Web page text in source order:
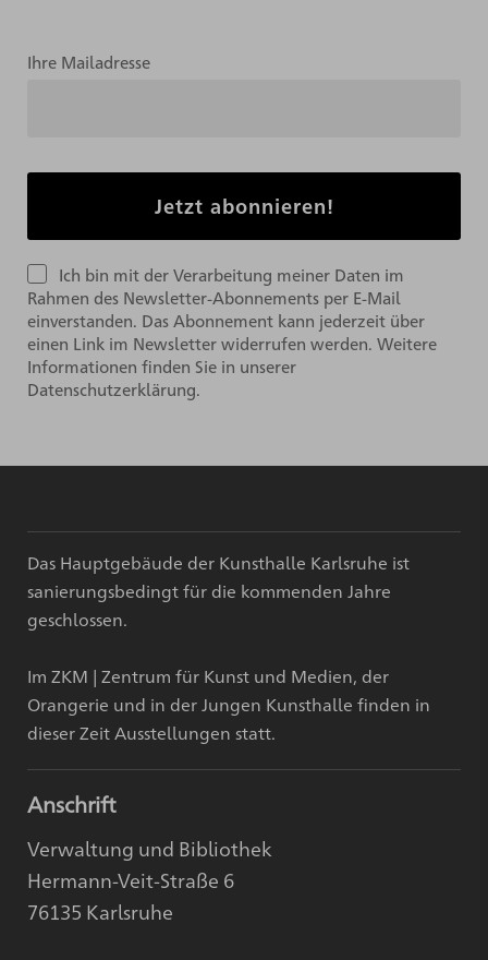
Ihre Mailadresse
Ich bin mit der Verarbeitung meiner Daten im
Rahmen des Newsletter-Abonnements per E-Mail
einverstanden. Das Abonnement kann jederzeit über
einen Link im Newsletter widerrufen werden. Weitere
Informationen finden Sie in unserer
Datenschutzerklärung.
Das Hauptgebäude der Kunsthalle Karlsruhe ist
sanierungsbedingt für die kommenden Jahre
geschlossen.
Im ZKM | Zentrum für Kunst und Medien, der
Orangerie und in der Jungen Kunsthalle finden in
dieser Zeit Ausstellungen statt.
Anschrift
Verwaltung und Bibliothek
Hermann-Veit-Straße 6
76135 Karlsruhe